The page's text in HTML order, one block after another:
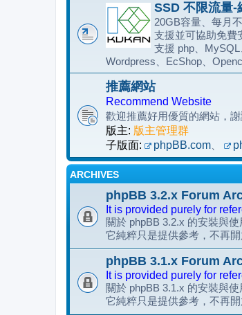
SSD 不限流量
20GB容量、每月
支援並可協助免費
支援 php、MySQL
Wordpress、EcShop、
推薦網站
Recommend Website
歡迎推薦好用優質的網站，
版主: 版主管理群
子版面:
phpBB.com、
ARCHIVES
phpBB 3.2.x Forum
It is provided purely for
關於 phpBB 3.2.x 的安裝與
它純粹只是提供參考，不再
phpBB 3.1.x Forum
It is provided purely for
關於 phpBB 3.1.x 的安裝與
它純粹只是提供參考，不再